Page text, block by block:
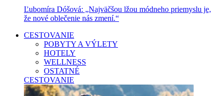
Ľubomíra Dóšová: „Najväčšou lžou módneho priemyslu je,
že nové oblečenie nás zmení.“
CESTOVANIE
POBYTY A VÝLETY
HOTELY
WELLNESS
OSTATNÉ
CESTOVANIE